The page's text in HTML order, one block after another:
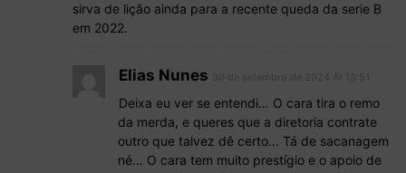
sirva de lição ainda para a recente queda da serie B
em 2022.
Elias Nunes
Deixa eu ver se entendi… O cara tira o remo
da merda, e queres que a diretoria contrate
outro que talvez dê certo… Tá de sacanagem
né… O cara tem muito prestígio e o apoio de